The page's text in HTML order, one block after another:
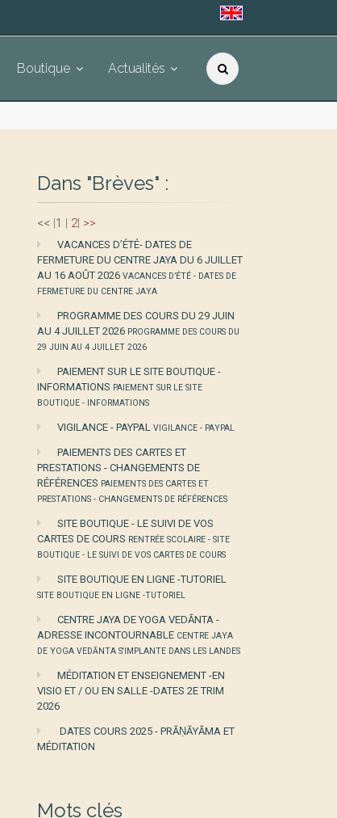
Boutique Actualités
Dans "Brèves" :
<< |1 | 2| >>
VACANCES D’ÉTÉ- DATES DE
FERMETURE DU CENTRE JAYA DU 6 JUILLET
AU 16 AOÛT 2026 VACANCES D’ÉTÉ - DATES DE
FERMETURE DU CENTRE JAYA
PROGRAMME DES COURS DU 29 JUIN
AU 4 JUILLET 2026 PROGRAMME DES COURS DU
29 JUIN AU 4 JUILLET 2026
PAIEMENT SUR LE SITE BOUTIQUE -
INFORMATIONS PAIEMENT SUR LE SITE
BOUTIQUE - INFORMATIONS
VIGILANCE - PAYPAL VIGILANCE - PAYPAL
PAIEMENTS DES CARTES ET
PRESTATIONS - CHANGEMENTS DE
RÉFÉRENCES PAIEMENTS DES CARTES ET
PRESTATIONS - CHANGEMENTS DE RÉFÉRENCES
SITE BOUTIQUE - LE SUIVI DE VOS
CARTES DE COURS RENTRÉE SCOLAIRE - SITE
BOUTIQUE - LE SUIVI DE VOS CARTES DE COURS
SITE BOUTIQUE EN LIGNE -TUTORIEL
SITE BOUTIQUE EN LIGNE -TUTORIEL
CENTRE JAYA DE YOGA VEDĀNTA -
ADRESSE INCONTOURNABLE CENTRE JAYA
DE YOGA VEDĀNTA S'IMPLANTE DANS LES LANDES
MÉDITATION ET ENSEIGNEMENT -EN
VISIO ET / OU EN SALLE -DATES 2E TRIM
2026
DATES COURS 2025 - PRĀṆĀYĀMA ET
MÉDITATION
Mots clés